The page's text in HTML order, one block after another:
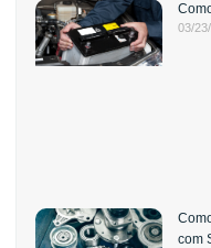
03/
com